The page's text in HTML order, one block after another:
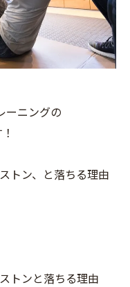
ーニングの
トン、と落ちる理由
トンと落ちる理由